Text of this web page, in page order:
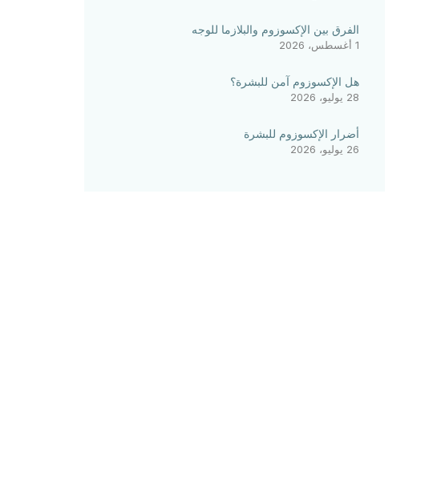
الفرق بين الإكسوزوم والبلازما للوجه
1 أغسطس، 2026
هل الإكسوزوم آمن للبشرة؟
28 يوليو، 2026
أضرار الإكسوزوم للبشرة
26 يوليو، 2026